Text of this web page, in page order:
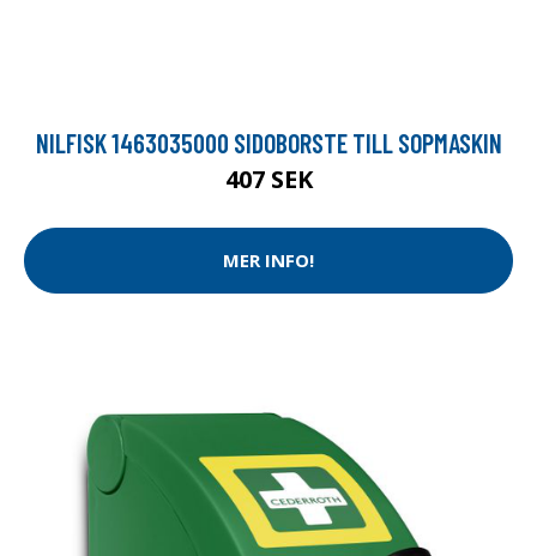
NILFISK 1463035000 SIDOBORSTE TILL SOPMASKIN
407 SEK
MER INFO!